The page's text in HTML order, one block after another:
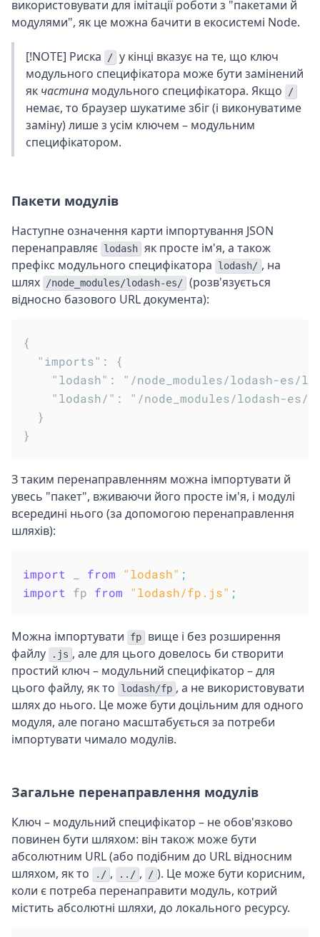
використовувати для імітації роботи з "пакетами й
модулями", як це можна бачити в екосистемі Node.
[!NOTE] Риска / у кінці вказує на те, що ключ
модульного специфікатора може бути замінений
як частина модульного специфікатора. Якщо /
немає, то браузер шукатиме збіг (і виконуватиме
заміну) лише з усім ключем – модульним
специфікатором.
Пакети модулів
Наступне означення карти імпортування JSON
перенаправляє lodash як просте ім'я, а також
префікс модульного специфікатора
lodash/ , на
шлях
/node_modules/lodash-es/ (розв'язується
відносно базового URL документа):
{
  "imports": {
"lodash": "/node_modules/lodash-es/
    "lodash/": "/node_modules/lodash-es/"
  }
З таким перенаправленням можна імпортувати й
увесь "пакет", вживаючи його просте ім'я, і модулі
всередині нього (за допомогою перенаправлення
шляхів):
import from "lodash" ;
import fp from "lodash/fp.js" ;
Можна імпортувати fp
вище і без розширення
файлу
.js , але для цього довелось би створити
простий ключ – модульний специфікатор – для
цього файлу, як то
lodash/fp , а не використовувати
шлях до нього. Це може бути доцільним для одного
модуля, але погано масштабується за потреби
імпортувати чимало модулів.
Загальне перенаправлення модулів
Ключ – модульний специфікатор – не обов'язково
повинен бути шляхом: він також може бути
абсолютним URL (або подібним до URL відносним
шляхом, як то
./ , ../ , / ). Це може бути корисним,
коли є потреба перенаправити модуль, котрий
містить абсолютні шляхи, до локального ресурсу.